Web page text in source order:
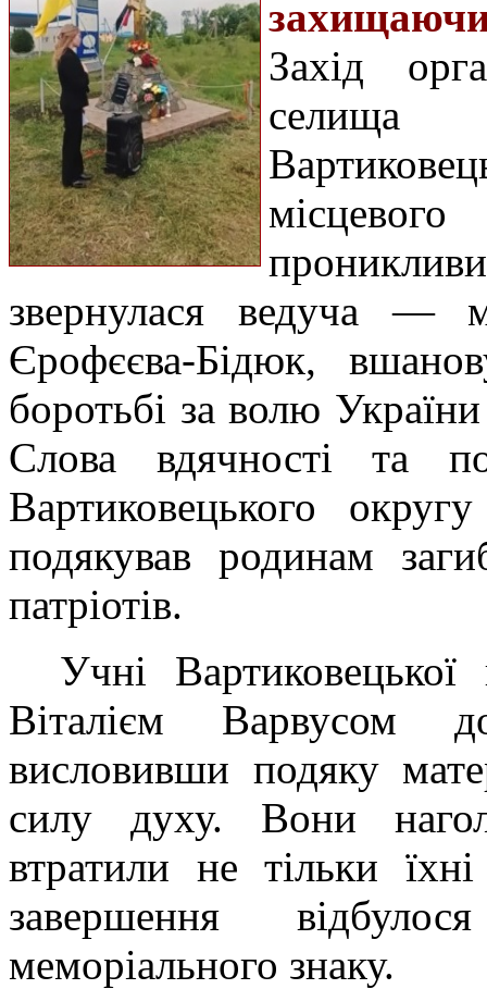
Захід
селища
звернулася ведуча —
Єрофєєва-Бідюк,
боротьбі за волю
Слова вдячності та
Вартиковецького
подякував родинам
патріотів.
Учні Вартиковецької
Віталієм Варвусом
висловивши подяку
силу духу. Вони
втратили не тільки
завершення
меморіального знаку.